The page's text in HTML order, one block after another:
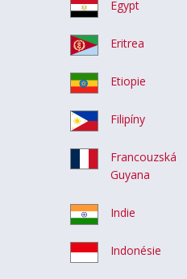
Egypt
Eritrea
Etiopie
Filipíny
Francouzská
Guyana
Indie
Indonésie